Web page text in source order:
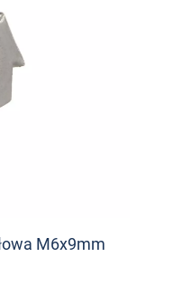
M6x9mm